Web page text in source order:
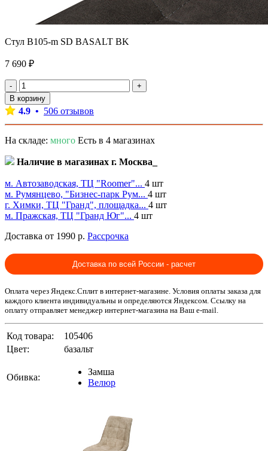
Стул B105-m SD BASALT BK
7 690 ₽
-
+
В корзину
4.9 • 506 отзывов
На складе: много Есть в 4 магазинах
Наличие в магазинах г. Москва_
м. Автозаводская, ТЦ "Roomer"... 4 шт
м. Румянцево, "Бизнес-парк Рум... 4 шт
г. Химки, ТЦ "Гранд", площадка... 4 шт
м. Пражская, ТЦ "Гранд Юг"... 4 шт
Доставка от 1990 р. Рассрочка
Доставка по всей России - расчет
Оплата через Яндекс.Сплит в интернет-магазине. Условия оплаты заказа для
каждого клиента индивидуальны и определяются Яндексом. Ссылку на
оплату отправляет менеджер интернет-магазина на Ваш e-mail.
Код товара:
105406
Цвет:
базальт
Обивка:
Замша
Велюр